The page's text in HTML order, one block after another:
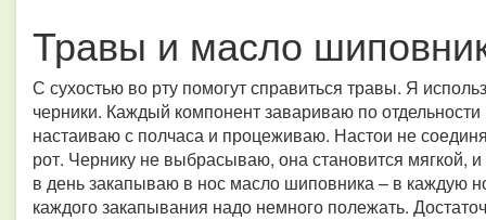
Травы и масло
С сухостью во рту помогут справиться травы. Я
черники. Каждый компонент завариваю по отдельности
настаиваю с полчаса и процеживаю. Настои не
рот. Чернику не выбрасываю, она становится мягкой,
в день закапываю в нос масло шиповника – в каждую
каждого закапывания надо немного полежать.